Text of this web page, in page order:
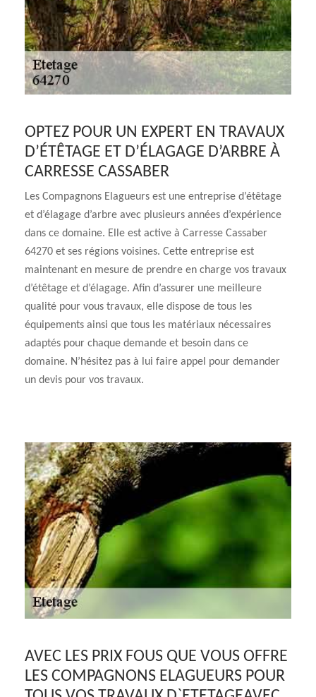
OPTEZ POUR UN EXPERT EN TRAVAUX
D’ÉTÊTAGE ET D’ÉLAGAGE D’ARBRE À
CARRESSE CASSABER
Les Compagnons Elagueurs est une entreprise d’étêtage
et d’élagage d’arbre avec plusieurs années d’expérience
dans ce domaine. Elle est active à Carresse Cassaber
64270 et ses régions voisines. Cette entreprise est
maintenant en mesure de prendre en charge vos travaux
d’étêtage et d’élagage. Afin d’assurer une meilleure
qualité pour vous travaux, elle dispose de tous les
équipements ainsi que tous les matériaux nécessaires
adaptés pour chaque demande et besoin dans ce
domaine. N’hésitez pas à lui faire appel pour demander
un devis pour vos travaux.
AVEC LES PRIX FOUS QUE VOUS OFFRE
LES COMPAGNONS ELAGUEURS POUR